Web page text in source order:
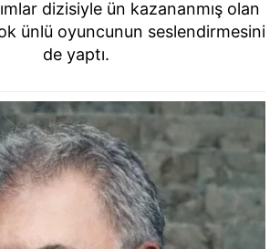
dizisiyle ün kazananmış olan
ünlü oyuncunun seslendirmesini
de yaptı.